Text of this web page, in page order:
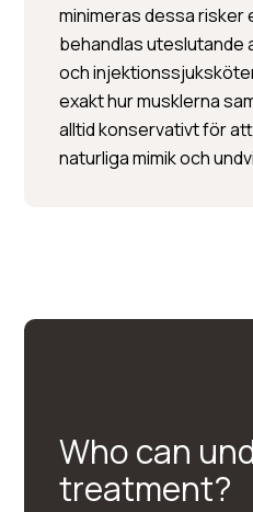
minimeras dessa risker
behandlas uteslutande
och
exakt hur musklerna
alltid konservativt för
naturliga mimik och
Per Hedén</
container
Plastic surgery »
treatments » Skin
Who can
treatment?